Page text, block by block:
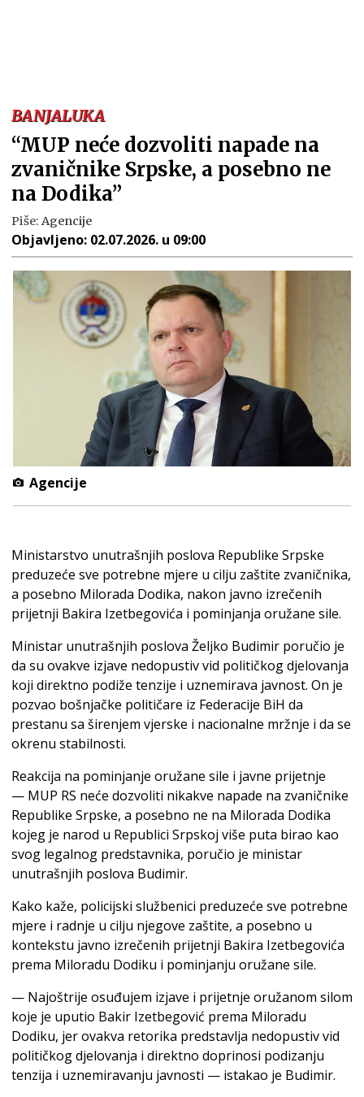
BANJALUKA
“MUP neće dozvoliti napade na
zvaničnike Srpske, a posebno ne
na Dodika”
Piše: Agencije
Objavljeno: 02.07.2026. u 09:00
Agencije
Ministarstvo unutrašnjih poslova Republike Srpske
preduzeće sve potrebne mjere u cilju zaštite zvaničnika,
a posebno Milorada Dodika, nakon javno izrečenih
prijetnji Bakira Izetbegovića i pominjanja oružane sile.
Ministar unutrašnjih poslova Željko Budimir poručio je
da su ovakve izjave nedopustiv vid političkog djelovanja
koji direktno podiže tenzije i uznemirava javnost. On je
pozvao bošnjačke političare iz Federacije BiH da
prestanu sa širenjem vjerske i nacionalne mržnje i da se
okrenu stabilnosti.
Reakcija na pominjanje oružane sile i javne prijetnje
— MUP RS neće dozvoliti nikakve napade na zvaničnike
Republike Srpske, a posebno ne na Milorada Dodika
kojeg je narod u Republici Srpskoj više puta birao kao
svog legalnog predstavnika, poručio je ministar
unutrašnjih poslova Budimir.
Kako kaže, policijski službenici preduzeće sve potrebne
mjere i radnje u cilju njegove zaštite, a posebno u
kontekstu javno izrečenih prijetnji Bakira Izetbegovića
prema Miloradu Dodiku i pominjanju oružane sile.
— Najoštrije osuđujem izjave i prijetnje oružanom silom
koje je uputio Bakir Izetbegović prema Miloradu
Dodiku, jer ovakva retorika predstavlja nedopustiv vid
političkog djelovanja i direktno doprinosi podizanju
tenzija i uznemiravanju javnosti — istakao je Budimir.